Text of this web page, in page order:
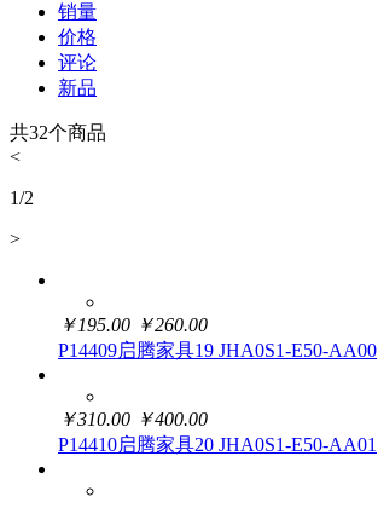
销量
价格
评论
新品
共32个商品
<
1/2
>
￥195.00 ￥260.00
P14409启腾家具19 JHA0S1-E50-AA00
￥310.00 ￥400.00
P14410启腾家具20 JHA0S1-E50-AA01